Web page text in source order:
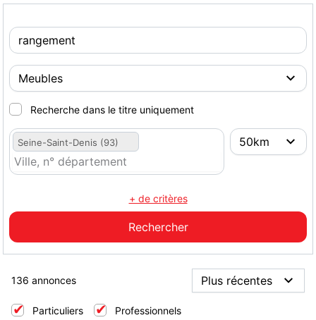
Recherche dans le titre uniquement
Seine-Saint-Denis (93)
+ de critères
136 annonces
Particuliers Professionnels